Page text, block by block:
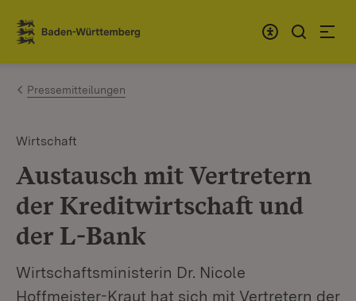
Zum Inhalt springen
Link zur Startseite
Pressemitteilungen
Wirtschaft
Austausch mit Vertretern
der Kreditwirtschaft und
der L-Bank
Wirtschaftsministerin Dr. Nicole
Hoffmeister-Kraut hat sich mit Vertretern der